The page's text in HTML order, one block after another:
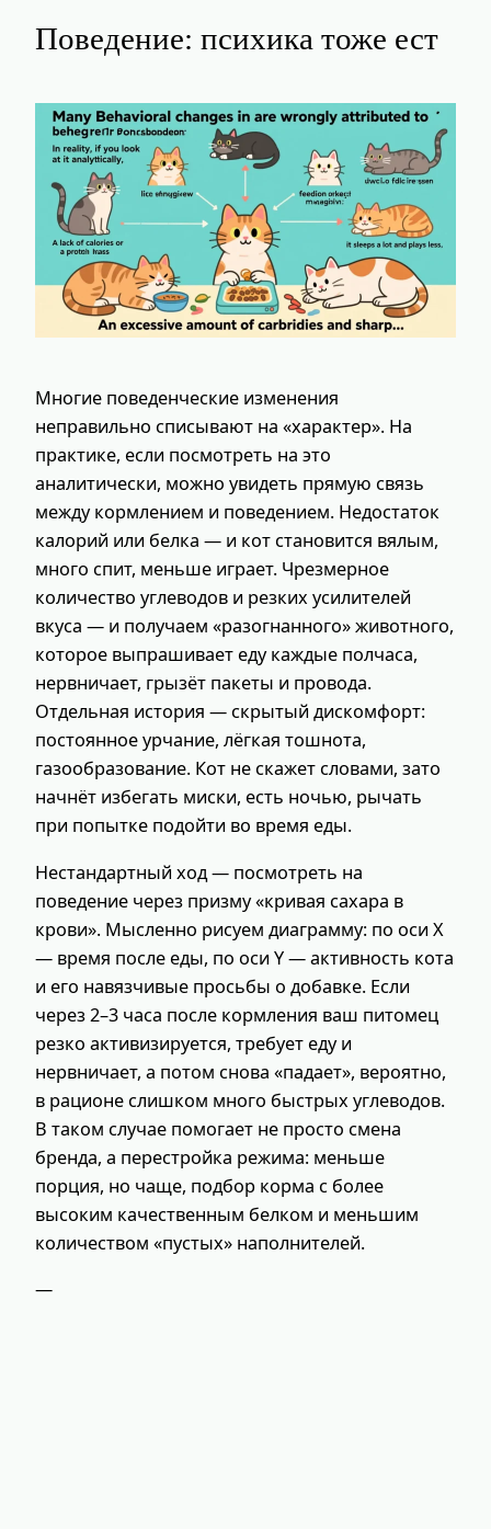
Поведение: психика тоже ест
Многие поведенческие изменения
неправильно списывают на «характер». На
практике, если посмотреть на это
аналитически, можно увидеть прямую связь
между кормлением и поведением. Недостаток
калорий или белка — и кот становится вялым,
много спит, меньше играет. Чрезмерное
количество углеводов и резких усилителей
вкуса — и получаем «разогнанного» животного,
которое выпрашивает еду каждые полчаса,
нервничает, грызёт пакеты и провода.
Отдельная история — скрытый дискомфорт:
постоянное урчание, лёгкая тошнота,
газообразование. Кот не скажет словами, зато
начнёт избегать миски, есть ночью, рычать
при попытке подойти во время еды.
Нестандартный ход — посмотреть на
поведение через призму «кривая сахара в
крови». Мысленно рисуем диаграмму: по оси X
— время после еды, по оси Y — активность кота
и его навязчивые просьбы о добавке. Если
через 2–3 часа после кормления ваш питомец
резко активизируется, требует еду и
нервничает, а потом снова «падает», вероятно,
в рационе слишком много быстрых углеводов.
В таком случае помогает не просто смена
бренда, а перестройка режима: меньше
порция, но чаще, подбор корма с более
высоким качественным белком и меньшим
количеством «пустых» наполнителей.
—